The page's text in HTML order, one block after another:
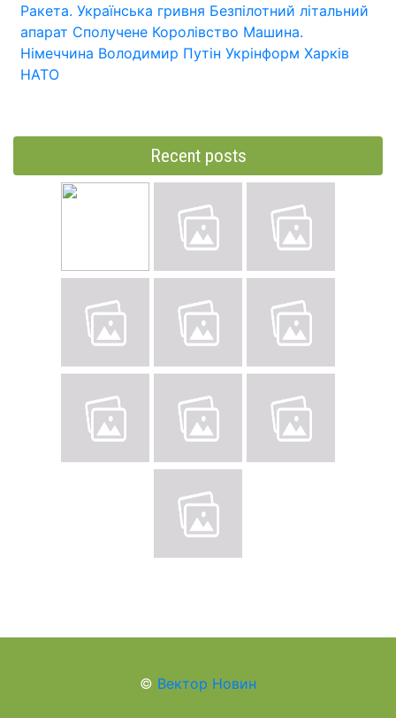
Ракета. Українська гривня Безпілотний літальний
апарат Сполучене Королівство Машина.
Німеччина Володимир Путін Укрінформ Харків
НАТО
Recent posts
© Вектор Новин